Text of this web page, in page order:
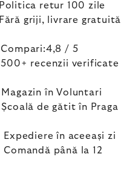
Politica retur 100 zile
Fără griji, livrare gratuită
Compari:4,8 / 5
500+ recenzii verificate
Magazin în Voluntari
Școală de gătit în Praga
Expediere în aceeași zi
Comandă până la 12